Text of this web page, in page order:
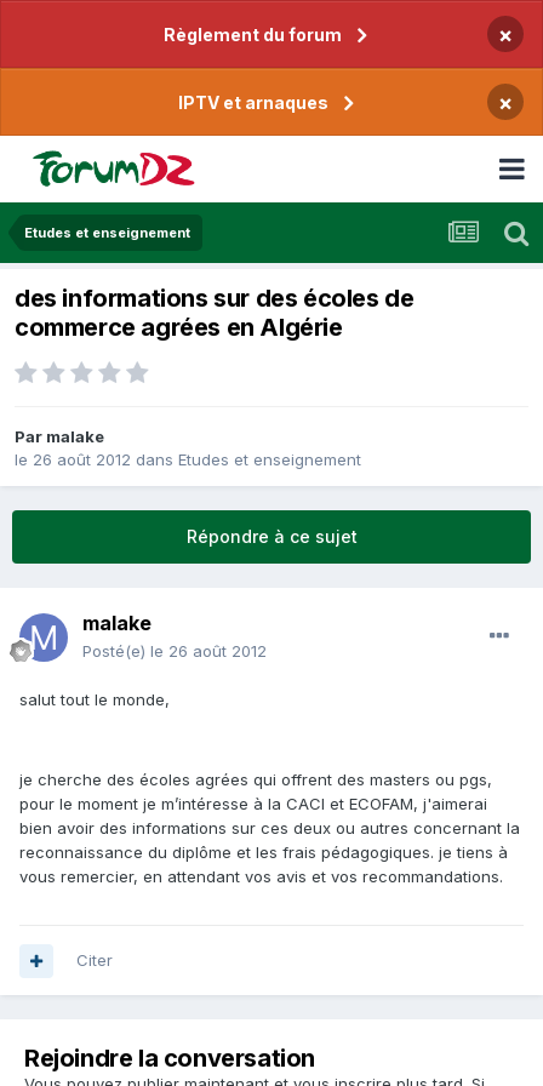
Règlement du forum ×
IPTV et arnaques ×
Etudes et enseignement
des informations sur des écoles de
commerce agrées en Algérie
Par malake
le 26 août 2012 dans Etudes et enseignement
Répondre à ce sujet
malake
Posté(e) le 26 août 2012
salut tout le monde,
je cherche des écoles agrées qui offrent des masters ou pgs,
pour le moment je m’intéresse à la CACI et ECOFAM, j'aimerai
bien avoir des informations sur ces deux ou autres concernant la
reconnaissance du diplôme et les frais pédagogiques. je tiens à
vous remercier, en attendant vos avis et vos recommandations.
Citer
Rejoindre la conversation